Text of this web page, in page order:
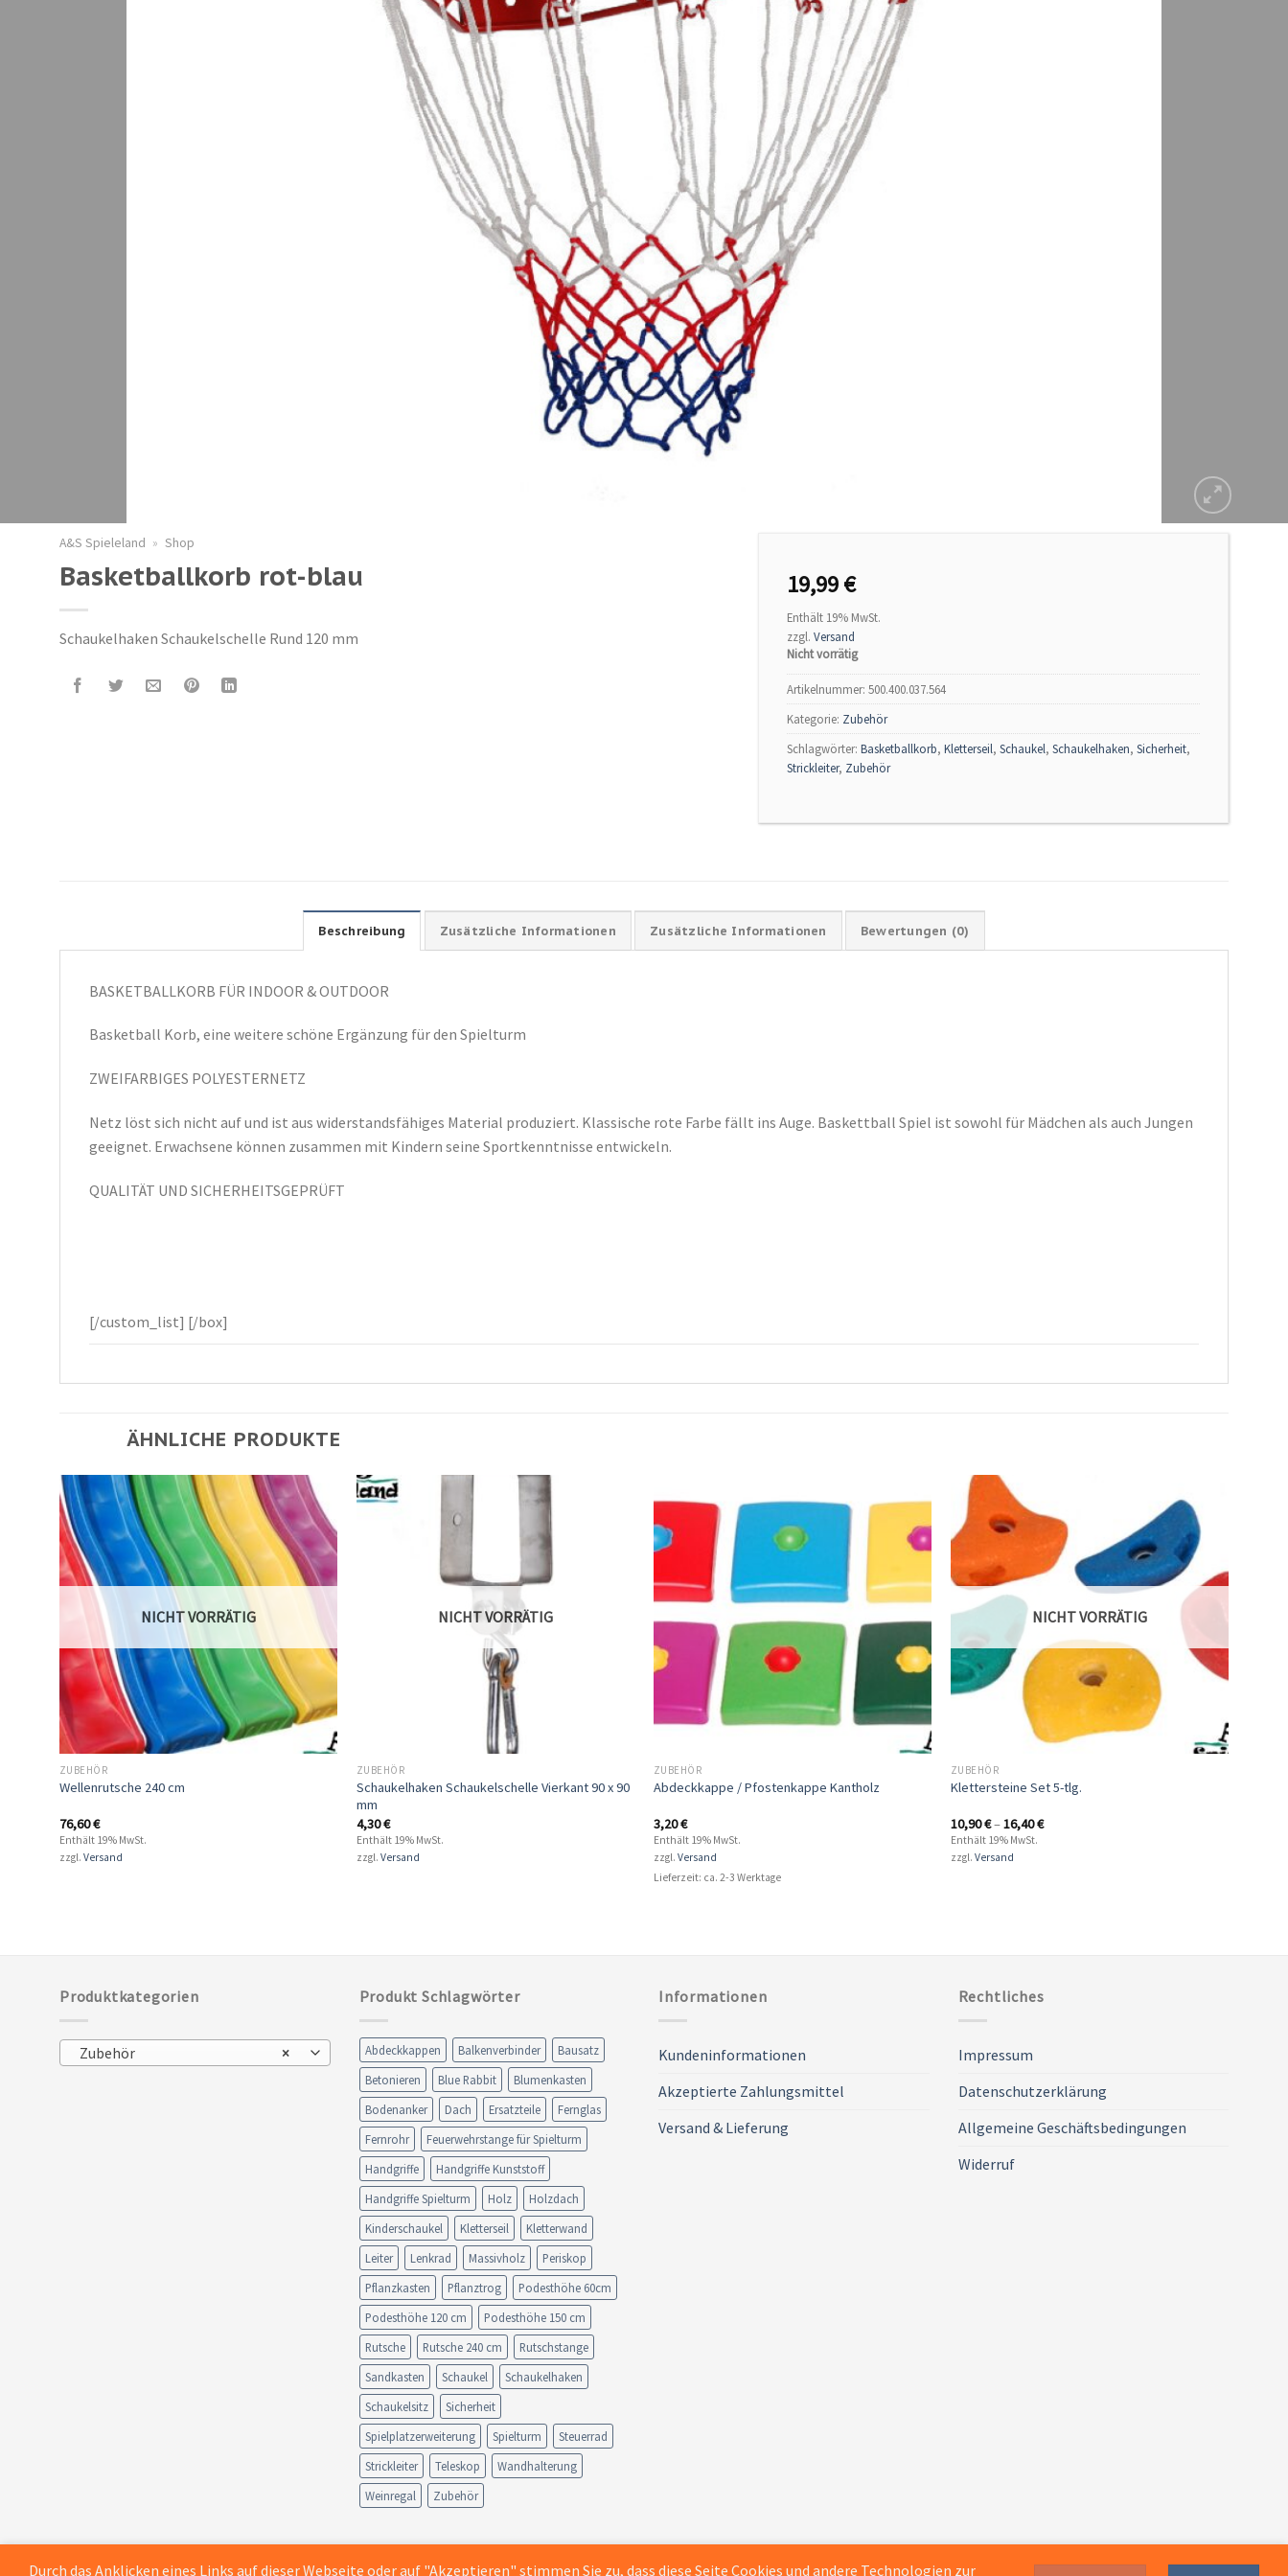
A&S Spieleland » Shop
Basketballkorb rot-blau
Schaukelhaken Schaukelschelle Rund 120 mm
19,99€
Enthält 19% MwSt.
zzgl.Versand
Nicht vorrätig
Artikelnummer:500.400.037.564
Kategorie: Zubehör
Schlagwörter:Basketballkorb,Kletterseil,Schaukel,Schaukelhaken,Sicherheit,
Strickleiter, Zubehör
Beschreibung Zusätzliche Informationen Zusätzliche Informationen Bewertungen (0)
BASKETBALLKORB FÜR INDOOR & OUTDOOR
Basketball Korb, eine weitere schöne Ergänzung für den Spielturm
ZWEIFARBIGES POLYESTERNETZ
Netz löst sich nicht auf und ist aus widerstandsfähiges Material produziert. Klassische rote Farbe fällt ins Auge. Baskettball Spiel ist sowohl für Mädchen als auch Jungen
geeignet. Erwachsene können zusammen mit Kindern seine Sportkenntnisse entwickeln.
QUALITÄT UND SICHERHEITSGEPRÜFT
[/custom_list] [/box]
ÄHNLICHE PRODUKTE
NICHT VORRÄTIG
ZUBEHÖR
Wellenrutsche 240 cm
76,60€
Enthält 19% MwSt.
zzgl. Versand
NICHT VORRÄTIG
ZUBEHÖR
Schaukelhaken Schaukelschelle Vierkant 90 x 90
mm
4,30€
Enthält 19% MwSt.
zzgl. Versand
ZUBEHÖR
Abdeckkappe / Pfostenkappe Kantholz
3,20€
Enthält 19% MwSt.
zzgl. Versand
Lieferzeit: ca. 2-3 Werktage
NICHT VORRÄTIG
ZUBEHÖR
Klettersteine Set 5-tlg.
10,90€–16,40€
Enthält 19% MwSt.
zzgl. Versand
Produktkategorien
×
Zubehör
Produkt Schlagwörter
Abdeckkappen Balkenverbinder
Bausatz
Betonieren
Blue Rabbit
Blumenkasten
Bodenanker
Dach Ersatzteile
Fernglas
Fernrohr
Feuerwehrstange für Spielturm
Handgriffe
Handgriffe Kunststoff
Handgriffe Spielturm
Holz
Holzdach
Kinderschaukel
Kletterseil
Kletterwand
Leiter
Lenkrad Massivholz
Periskop
Pflanzkasten
Pflanztrog
Podesthöhe 60cm
Podesthöhe 120 cm
Podesthöhe 150 cm
Rutsche
Rutsche 240 cm
Rutschstange
Sandkasten
Schaukel
Schaukelhaken
Schaukelsitz
Sicherheit
Spielplatzerweiterung
Spielturm
Steuerrad
Strickleiter
Teleskop
Wandhalterung
Weinregal
Zubehör
Informationen
Kundeninformationen
Akzeptierte Zahlungsmittel
Versand & Lieferung
Rechtliches
Impressum
Datenschutzerklärung
Allgemeine Geschäftsbedingungen
Widerruf
Copyright 2026 © A&S Spieleland
Durch das Anklicken eines Links auf dieser Webseite oder auf "Akzeptieren" stimmen Sie zu, dass diese Seite Cookies und andere Technologien zur